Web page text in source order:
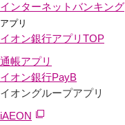
インターネットバンキング
アプリ
イオン銀行アプリ TOP
通帳アプリ
イオン銀行PayB
イオングループアプリ
iAEON